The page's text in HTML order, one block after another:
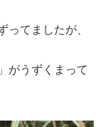
ってましたが、
がうずくまって